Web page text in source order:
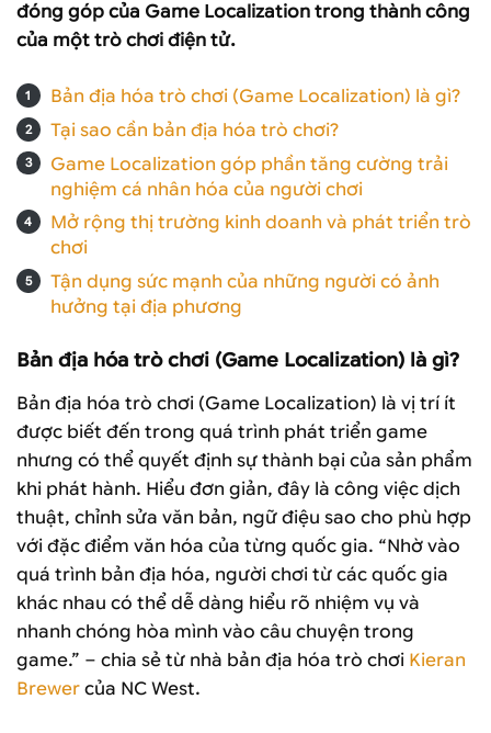
đóng góp của Game Localization trong thành công
của một trò chơi điện tử.
Bản địa hóa trò chơi (Game Localization) là gì?
Tại sao cần bản địa hóa trò chơi?
Game Localization góp phần tăng cường trải
nghiệm cá nhân hóa của người chơi
Mở rộng thị trường kinh doanh và phát triển trò
chơi
Tận dụng sức mạnh của những người có ảnh
hưởng tại địa phương
Bản địa hóa trò chơi (Game Localization) là gì?
Bản địa hóa trò chơi (Game Localization) là vị trí ít
được biết đến trong quá trình phát triển game
nhưng có thể quyết định sự thành bại của sản phẩm
khi phát hành. Hiểu đơn giản, đây là công việc dịch
thuật, chỉnh sửa văn bản, ngữ điệu sao cho phù hợp
với đặc điểm văn hóa của từng quốc gia. “Nhờ vào
quá trình bản địa hóa, người chơi từ các quốc gia
khác nhau có thể dễ dàng hiểu rõ nhiệm vụ và
nhanh chóng hòa mình vào câu chuyện trong
game.” – chia sẻ từ nhà bản địa hóa trò chơi Kieran
Brewer của NC West.